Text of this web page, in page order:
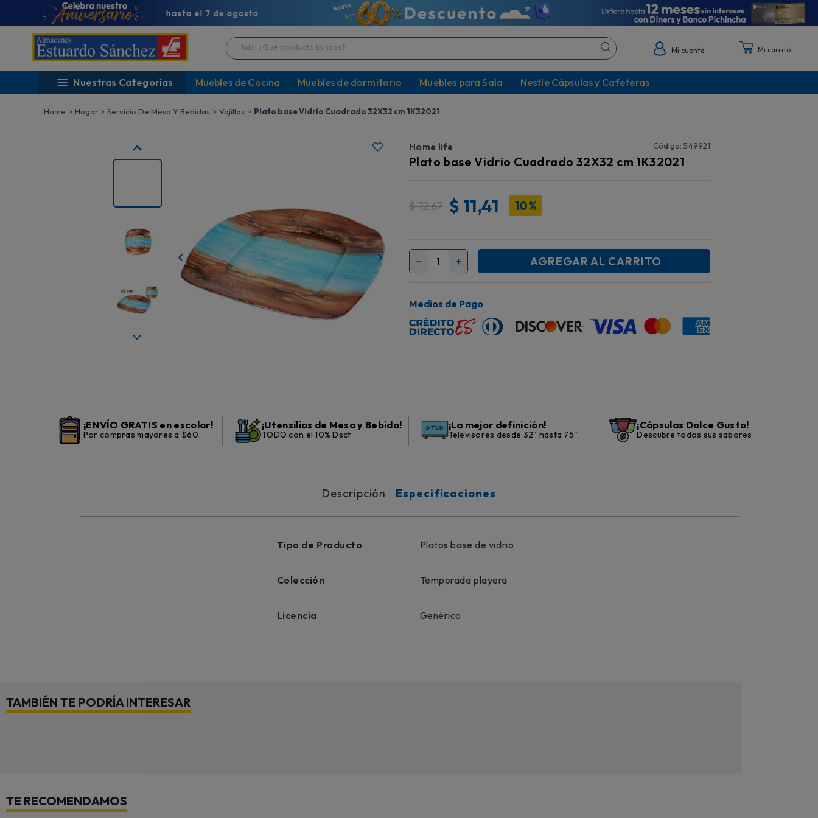
¡Hola! ¿Qué producto buscas?
Mi cuenta
Nuestras Categorías Muebles de Cocina Muebles de dormitorio Muebles para Sala Nestle Cápsulas y Cafeteras
Hogar Servicio De Mesa Y Bebidas Vajillas Plato base Vidrio Cuadrado 32X32 cm 1K32021
Home life : 549921
Plato base Vidrio Cuadrado 32X32 cm 1K32021
$12,67 $ 11,41 10%
＋
－ AGREGAR AL CARRITO
Medios de Pago
¡ENVÍO GRATIS en escolar!
Por compras mayores a $60
¡Utensilios de Mesa y Bebida!
TODO con el 10% Dsct
¡La mejor definición!
Televisores desde 32" hasta 75"
¡Cápsulas Dolce Gusto!
Descubre todos sus sabores
Descripción Especificaciones
Tipo de Producto Platos base de vidrio
Colección Temporada playera
Licencia Genérico
TAMBIÉN TE PODRÍA INTERESAR
TE RECOMENDAMOS